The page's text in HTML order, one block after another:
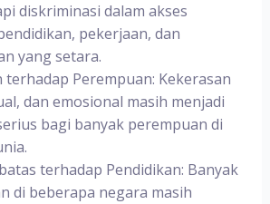
diskriminasi dalam akses
pekerjaan, dan
yang setara.
terhadap Perempuan: Kekerasan
dan emosional masih menjadi
bagi banyak perempuan di
terhadap Pendidikan: Banyak
di beberapa negara masih